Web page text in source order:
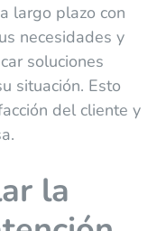
largo plazo con
necesidades y
soluciones
situación. Esto
del cliente y
la